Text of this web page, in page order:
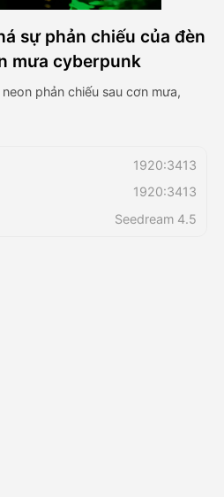
sự phản chiếu của đèn
mưa cyberpunk
phản chiếu sau cơn mưa,
1920:3413
1920:3413
Seedream 4.5